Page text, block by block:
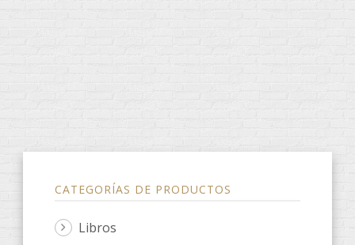
CATEGORÍAS DE PRODUCTOS
Libros